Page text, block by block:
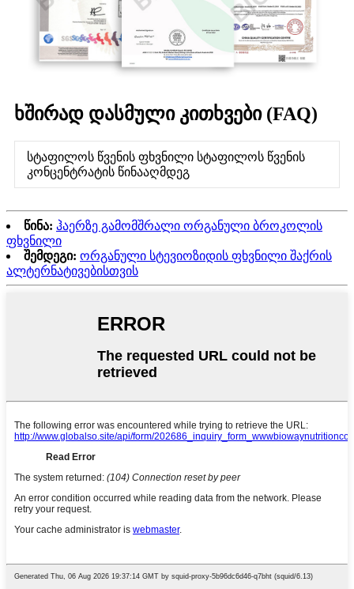
ხშირად დასმული კითხვები (FAQ)
სტაფილოს წვენის ფხვნილი სტაფილოს წვენის
კონცენტრატის წინააღმდეგ
წინა: ჰაერზე გამომშრალი ორგანული ბროკოლის
ფხვნილი
შემდეგი: ორგანული სტევიოზიდის ფხვნილი შაქრის
ალტერნატივებისთვის